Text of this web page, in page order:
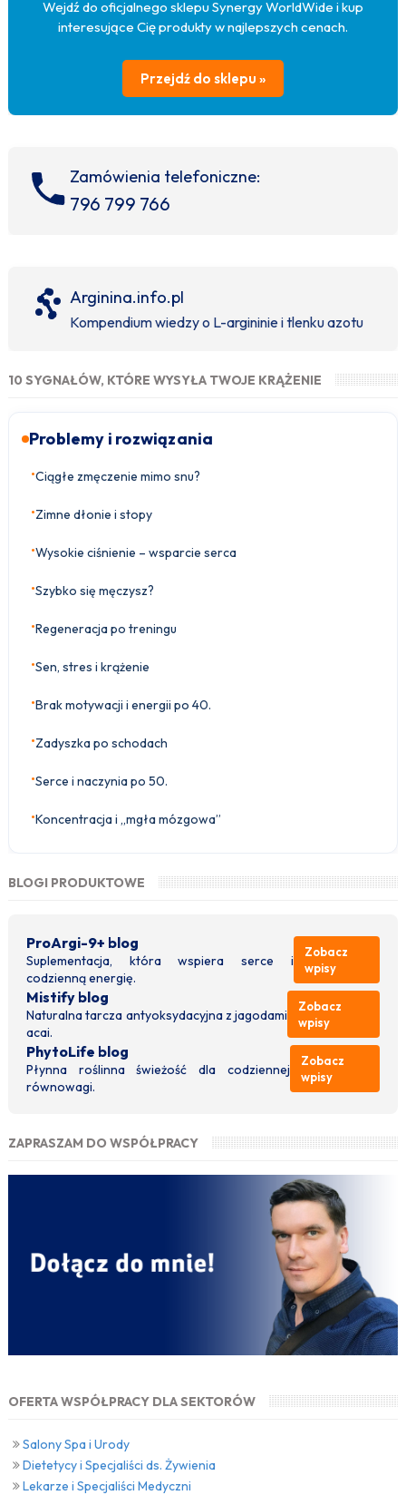
Wejdź do oficjalnego sklepu Synergy WorldWide i kup
interesujące Cię produkty w najlepszych cenach.
Przejdź do sklepu »
Zamówienia telefoniczne:
796 799 766
Arginina.info.pl
Kompendium wiedzy o L-argininie i tlenku azotu
10 SYGNAŁÓW, KTÓRE WYSYŁA TWOJE KRĄŻENIE
Problemy i rozwiązania
•Ciągłe zmęczenie mimo snu?
•Zimne dłonie i stopy
•Wysokie ciśnienie – wsparcie serca
•Szybko się męczysz?
•Regeneracja po treningu
•Sen, stres i krążenie
•Brak motywacji i energii po 40.
•Zadyszka po schodach
•Serce i naczynia po 50.
•Koncentracja i „mgła mózgowa”
BLOGI PRODUKTOWE
ProArgi-9+ blog
Suplementacja, która wspiera serce i
codzienną energię.
Zobacz
wpisy
Mistify blog
Naturalna tarcza antyoksydacyjna z jagodami
acai.
Zobacz
wpisy
PhytoLife blog
Płynna roślinna świeżość dla codziennej
równowagi.
Zobacz
wpisy
ZAPRASZAM DO WSPÓŁPRACY
OFERTA WSPÓŁPRACY DLA SEKTORÓW
Salony Spa i Urody
Dietetycy i Specjaliści ds. Żywienia
Lekarze i Specjaliści Medyczni